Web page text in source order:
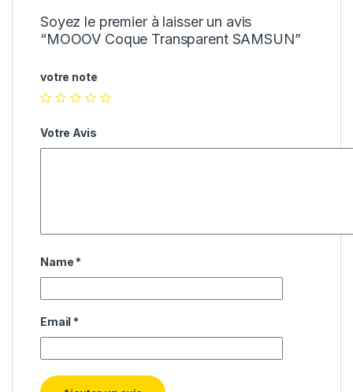
Soyez le premier à laisser un avis
“MOOOV Coque Transparent SAMSUN”
votre note
Votre Avis
Name *
Email *